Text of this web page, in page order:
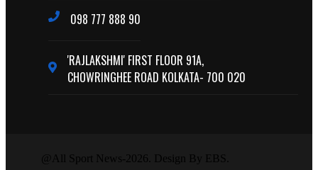
098 777 888 90
'RAJLAKSHMI' FIRST FLOOR 91A,
CHOWRINGHEE ROAD KOLKATA- 700 020
@All Sport News-2026. Design By EBS.